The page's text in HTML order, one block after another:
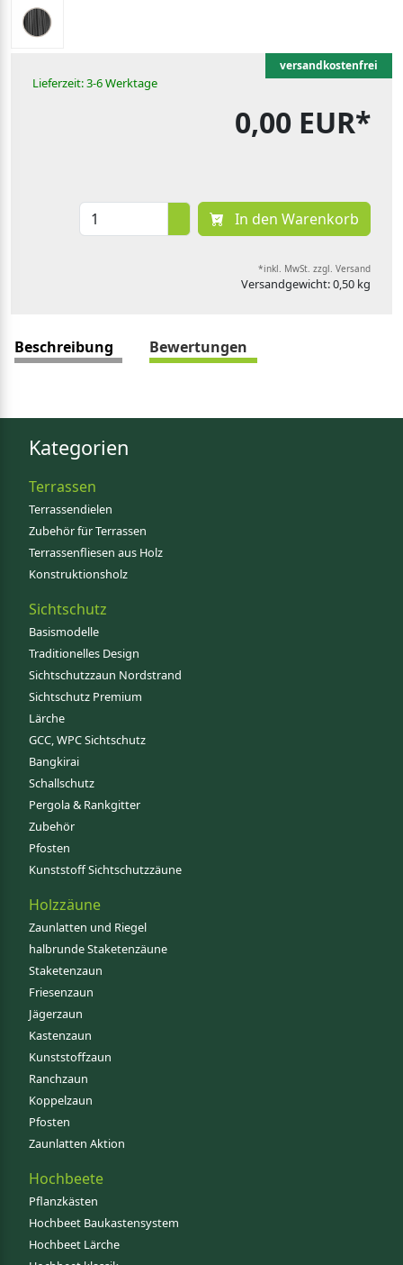
versandkostenfrei
Lieferzeit: 3-6 Werktage
0,00 EUR*
In den Warenkorb
*inkl. MwSt. zzgl. Versand
Versandgewicht: 0,50 kg
Beschreibung Bewertungen
Kategorien
Terrassen
Terrassendielen
Zubehör für Terrassen
Terrassenfliesen aus Holz
Konstruktionsholz
Sichtschutz
Basismodelle
Traditionelles Design
Sichtschutzzaun Nordstrand
Sichtschutz Premium
Lärche
GCC, WPC Sichtschutz
Bangkirai
Schallschutz
Pergola & Rankgitter
Zubehör
Pfosten
Kunststoff Sichtschutzzäune
Holzzäune
Zaunlatten und Riegel
halbrunde Staketenzäune
Staketenzaun
Friesenzaun
Jägerzaun
Kastenzaun
Kunststoffzaun
Ranchzaun
Koppelzaun
Pfosten
Zaunlatten Aktion
Hochbeete
Pflanzkästen
Hochbeet Baukastensystem
Hochbeet Lärche